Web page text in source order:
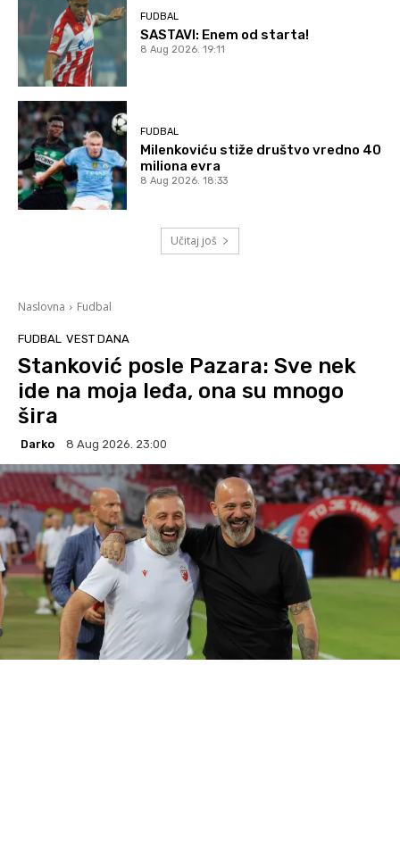
FUDBAL
SASTAVI: Enem od starta!
8 Aug 2026. 19:11
FUDBAL
Milenkoviću stiže društvo vredno 40
miliona evra
8 Aug 2026. 18:33
Učitaj još